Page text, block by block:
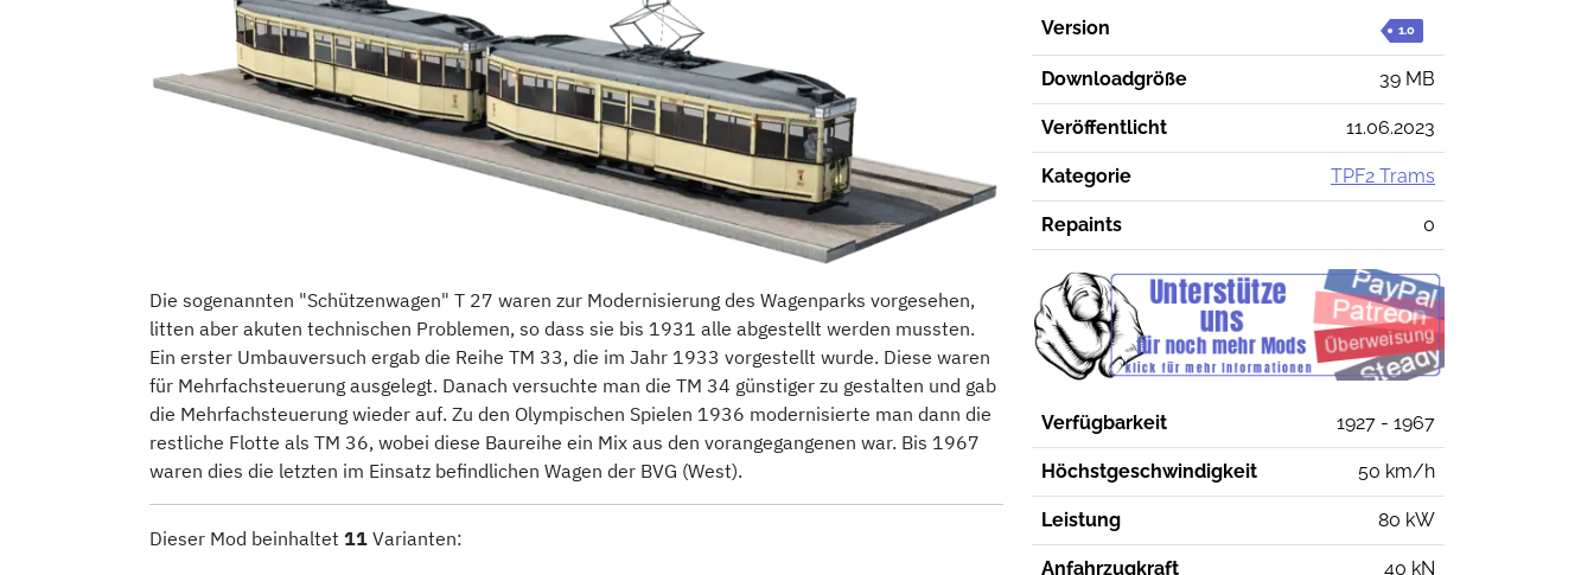
Die sogenannten "Schützenwagen" T 27 waren zur Modernisierung des Wagenparks vorgesehen,
litten aber akuten technischen Problemen, so dass sie bis 1931 alle abgestellt werden mussten.
Ein erster Umbauversuch ergab die Reihe TM 33, die im Jahr 1933 vorgestellt wurde. Diese waren
für Mehrfachsteuerung ausgelegt. Danach versuchte man die TM 34 günstiger zu gestalten und gab
die Mehrfachsteuerung wieder auf. Zu den Olympischen Spielen 1936 modernisierte man dann die
restliche Flotte als TM 36, wobei diese Baureihe ein Mix aus den vorangegangenen war. Bis 1967
waren dies die letzten im Einsatz befindlichen Wagen der BVG (West).
Dieser Mod beinhaltet 11 Varianten:
Version 1.0
Downloadgröße 39 MB
Veröffentlicht 11.06.2023
Kategorie TPF2 Trams
Repaints 0
Verfügbarkeit 1927 - 1967
Höchstgeschwindigkeit 50 km/h
Leistung 80 kW
Anfahrzugkraft 40 kN